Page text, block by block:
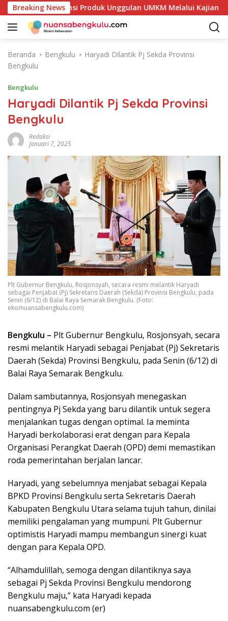
a
Breaking News
Petakan Potensi Produk Unggulan UMKM Melalui Kajian Bank
Beranda Bengkulu
Haryadi Dilantik Pj Sekda Provinsi
Bengkulu
Bengkulu
Haryadi Dilantik Pj Sekda Provinsi
Bengkulu
Redaksi
Januari 7, 2025
Plt Gubernur Bengkulu, Rosjonsyah, secara resmi melantik Haryadi
sebagai Penjabat (Pj) Sekretaris Daerah (Sekda) Provinsi Bengkulu, pada
Senin (6/12) di Balai Raya Semarak Bengkulu. (Foto:
eko/nuansabengkulu.com)
Bengkulu – Plt Gubernur Bengkulu, Rosjonsyah, secara
resmi melantik Haryadi sebagai Penjabat (Pj) Sekretaris
Daerah (Sekda) Provinsi Bengkulu, pada Senin (6/12) di
Balai Raya Semarak Bengkulu.
Dalam sambutannya, Rosjonsyah menegaskan
pentingnya Pj Sekda yang baru dilantik untuk segera
menjalankan tugas dengan optimal. Ia meminta
Haryadi berkolaborasi erat dengan para Kepala
Organisasi Perangkat Daerah (OPD) demi memastikan
roda pemerintahan berjalan lancar.
Haryadi, yang sebelumnya menjabat sebagai Kepala
BPKD Provinsi Bengkulu serta Sekretaris Daerah
Kabupaten Bengkulu Utara selama tujuh tahun, dinilai
memiliki pengalaman yang mumpuni. Plt Gubernur
optimistis Haryadi mampu membangun sinergi kuat
dengan para Kepala OPD.
“Alhamdulillah, semoga dengan dilantiknya saya
sebagai Pj Sekda Provinsi Bengkulu mendorong
Bengkulu maju,” kata Haryadi kepada
nuansabengkulu.com (er)